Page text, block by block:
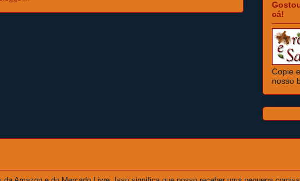
cá!
Copie
nosso